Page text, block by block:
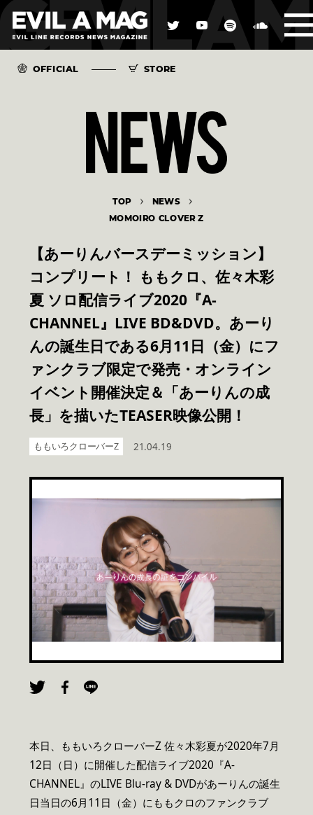
OFFICIAL STORE
TOP NEWS
MOMOIRO CLOVER Z
【あーりんバースデーミッション】
コンプリート！ ももクロ、佐々木彩
夏 ソロ配信ライブ2020『A-
CHANNEL』LIVE BD&DVD。あーり
んの誕生日である6月11日（金）にフ
ァンクラブ限定で発売・オンライン
イベント開催決定＆「あーりんの成
長」を描いたTEASER映像公開！
ももいろクローバーZ 21.04.19
本日、ももいろクローバーZ 佐々木彩夏が2020年7月
12日（日）に開催した配信ライブ2020『A-
CHANNEL』のLIVE Blu-ray & DVDがあーりんの誕生
日当日の6月11日（金）にももクロのファンクラブ